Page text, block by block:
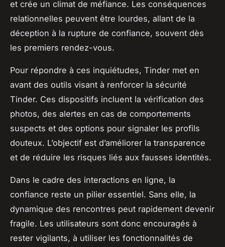
et crée un climat de méfiance. Les conséquences
relationnelles peuvent être lourdes, allant de la
déception à la rupture de confiance, souvent dès
les premiers rendez-vous.
Pour répondre à ces inquiétudes, Tinder met en
avant des outils visant à renforcer la sécurité
Tinder. Ces dispositifs incluent la vérification des
photos, des alertes en cas de comportements
suspects et des options pour signaler les profils
douteux. L’objectif est d’améliorer la transparence
et de réduire les risques liés aux fausses identités.
Dans le cadre des interactions en ligne, la
confiance reste un pilier essentiel. Sans elle, la
dynamique des rencontres peut rapidement devenir
fragile. Les utilisateurs sont donc encouragés à
rester vigilants, à utiliser les fonctionnalités de